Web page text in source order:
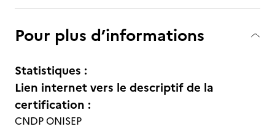
Pour plus d’informations
Statistiques :
Lien internet vers le descriptif de la
certification :
CNDP ONISEP